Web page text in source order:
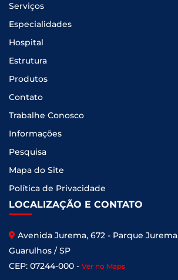
Serviços
Especialidades
Hospital
Estrutura
Produtos
Contato
Trabalhe Conosco
Informações
Pesquisa
Mapa do Site
Política de Privacidade
LOCALIZAÇÃO E CONTATO
Avenida Jurema, 672 - Parque Jurema
Guarulhos / SP
CEP: 07244-000 - Ver no Maps